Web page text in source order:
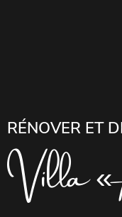
RÉNOVER ET
Villa